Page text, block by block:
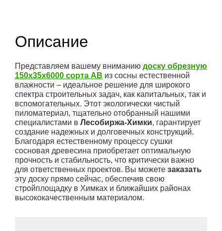
Описание
Представляем вашему вниманию доску обрезную
150x35x6000 сорта АВ из сосны естественной
влажности – идеальное решение для широкого
спектра строительных задач, как капитальных, так и
вспомогательных. Этот экологически чистый
пиломатериал, тщательно отобранный нашими
специалистами в Лесобиржа-Химки, гарантирует
создание надежных и долговечных конструкций.
Благодаря естественному процессу сушки
сосновая древесина приобретает оптимальную
прочность и стабильность, что критически важно
для ответственных проектов. Вы можете заказать
эту доску прямо сейчас, обеспечив свою
стройплощадку в Химках и ближайших районах
высококачественным материалом.